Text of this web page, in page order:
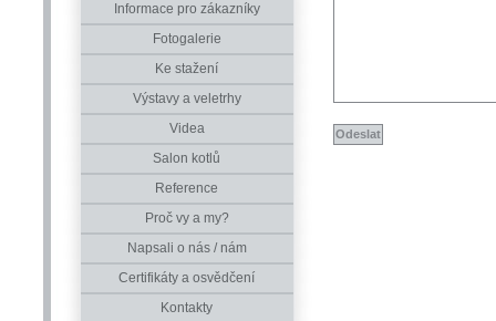
Informace pro zákazníky
Fotogalerie
Ke stažení
Výstavy a veletrhy
Videa
Salon kotlů
Reference
Proč vy a my?
Napsali o nás / nám
Certifikáty a osvědčení
Kontakty